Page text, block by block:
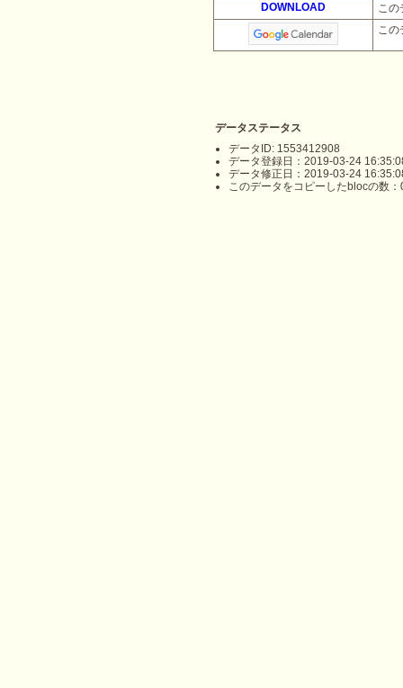
DOWNLOAD
この
この
データステータス
データID: 1553412908
データ登録日：2019-03-24
データ修正日：2019-03-24
このデータをコピーしたblocの数：